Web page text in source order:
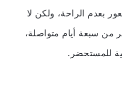
بعدم الراحة، ولكن لا
من سبعة أيام متواصلة،
للمستحضر.